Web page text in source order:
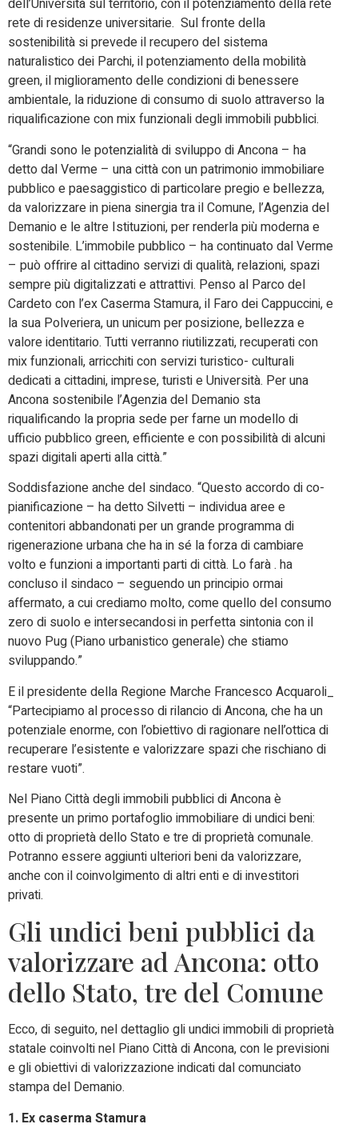
dell’Università sul territorio, con il potenziamento della rete
rete di residenze universitarie. Sul fronte della
sostenibilità si prevede il recupero del sistema
naturalistico dei Parchi, il potenziamento della mobilità
green, il miglioramento delle condizioni di benessere
ambientale, la riduzione di consumo di suolo attraverso la
riqualificazione con mix funzionali degli immobili pubblici.
“Grandi sono le potenzialità di sviluppo di Ancona – ha
detto dal Verme – una città con un patrimonio immobiliare
pubblico e paesaggistico di particolare pregio e bellezza,
da valorizzare in piena sinergia tra il Comune, l’Agenzia del
Demanio e le altre Istituzioni, per renderla più moderna e
sostenibile. L’immobile pubblico – ha continuato dal Verme
– può offrire al cittadino servizi di qualità, relazioni, spazi
sempre più digitalizzati e attrattivi. Penso al Parco del
Cardeto con l’ex Caserma Stamura, il Faro dei Cappuccini, e
la sua Polveriera, un unicum per posizione, bellezza e
valore identitario. Tutti verranno riutilizzati, recuperati con
mix funzionali, arricchiti con servizi turistico- culturali
dedicati a cittadini, imprese, turisti e Università. Per una
Ancona sostenibile l’Agenzia del Demanio sta
riqualificando la propria sede per farne un modello di
ufficio pubblico green, efficiente e con possibilità di alcuni
spazi digitali aperti alla città.”
Soddisfazione anche del sindaco. “Questo accordo di co-
pianificazione – ha detto Silvetti – individua aree e
contenitori abbandonati per un grande programma di
rigenerazione urbana che ha in sé la forza di cambiare
volto e funzioni a importanti parti di città. Lo farà . ha
concluso il sindaco – seguendo un principio ormai
affermato, a cui crediamo molto, come quello del consumo
zero di suolo e intersecandosi in perfetta sintonia con il
nuovo Pug (Piano urbanistico generale) che stiamo
sviluppando.”
E il presidente della Regione Marche Francesco Acquaroli_
“Partecipiamo al processo di rilancio di Ancona, che ha un
potenziale enorme, con l’obiettivo di ragionare nell’ottica di
recuperare l’esistente e valorizzare spazi che rischiano di
restare vuoti”.
Nel Piano Città degli immobili pubblici di Ancona è
presente un primo portafoglio immobiliare di undici beni:
otto di proprietà dello Stato e tre di proprietà comunale.
Potranno essere aggiunti ulteriori beni da valorizzare,
anche con il coinvolgimento di altri enti e di investitori
privati.
Gli undici beni pubblici da
valorizzare ad Ancona: otto
dello Stato, tre del Comune
Ecco, di seguito, nel dettaglio gli undici immobili di proprietà
statale coinvolti nel Piano Città di Ancona, con le previsioni
e gli obiettivi di valorizzazione indicati dal comunciato
stampa del Demanio.
1. Ex caserma Stamura